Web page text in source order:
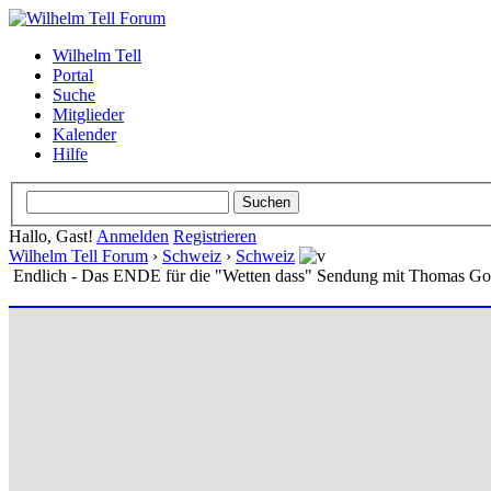
Wilhelm Tell
Portal
Suche
Mitglieder
Kalender
Hilfe
Hallo, Gast! Anmelden Registrieren
Wilhelm Tell Forum › Schweiz › Schweiz
Endlich - Das ENDE für die "Wetten dass" Sendung mit Thomas